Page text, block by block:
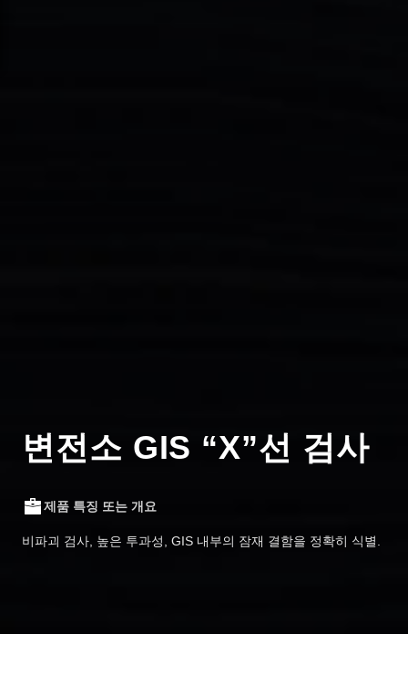
변전소 GIS “X”선 검사
제품 특징 또는 개요
비파괴 검사, 높은 투과성, GIS 내부의 잠재 결함을 정확히 식별.